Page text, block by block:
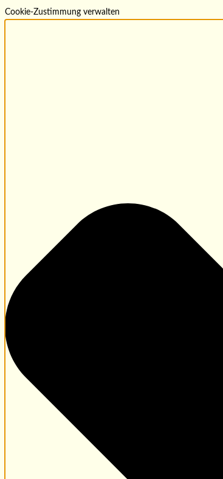
Cookie-Zustimmung verwalten